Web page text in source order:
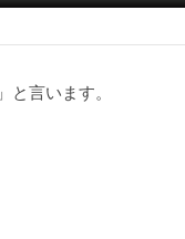
」と言います。